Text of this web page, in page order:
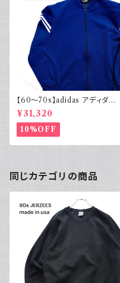
【60～70s】adidas アディダス
トラックジャケット 西ドイツ 無地
青
¥31,320
10%OFF
同じカテゴリの商品